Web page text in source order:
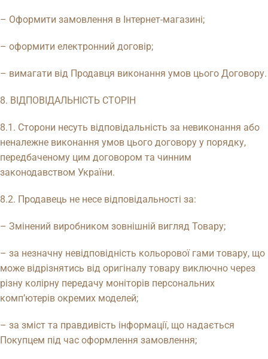
– Оформити замовлення в Інтернет-магазині;
– оформити електронний договір;
– вимагати від Продавця виконання умов цього Договору.
8. ВІДПОВІДАЛЬНІСТЬ СТОРІН
8.1. Сторони несуть відповідальність за невиконання або
неналежне виконання умов цього договору у порядку,
передбаченому цим договором та чинним
законодавством України.
8.2. Продавець не несе відповідальності за:
– Змінений виробником зовнішній вигляд Товару;
– за незначну невідповідність кольорової гами товару, що
може відрізнятись від оригіналу товару виключно через
різну колірну передачу моніторів персональних
комп’ютерів окремих моделей;
– за зміст та правдивість інформації, що надається
Покупцем під час оформлення замовлення;